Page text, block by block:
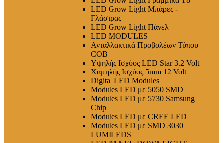
LED Grow Light Μπάρες -
Γλάστρας
LED Grow Light Πάνελ
LED MODULES
Ανταλλακτικά Προβολέων Τύπου
COB
Υψηλής Ισχύος LED Star 3.2 Volt
Χαμηλής Ισχύος 5mm 12 Volt
Digital LED Modules
Modules LED με 5050 SMD
Modules LED με 5730 Samsung
Chip
Modules LED με CREE LED
Modules LED με SMD 3030
LUMILEDS